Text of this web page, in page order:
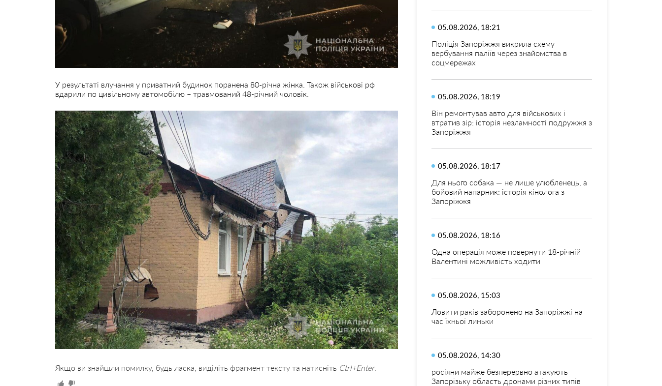
У результаті влучання у приватний будинок поранена 80-річна жінка. Також військові рф
вдарили по цивільному автомобілю – травмований 48-річний чоловік.
Якщо ви знайшли помилку, будь ласка, виділіть фрагмент тексту та натисніть Ctrl+Enter.
05.08.2026, 18:21
Поліція Запоріжжя викрила схему
вербування паліїв через знайомства в
соцмережах
05.08.2026, 18:19
Він ремонтував авто для військових і
втратив зір: історія незламності подружжя з
Запоріжжя
05.08.2026, 18:17
Для нього собака — не лише улюбленець, а
бойовий напарник: історія кінолога з
Запоріжжя
05.08.2026, 18:16
Одна операція може повернути 18-річній
Валентині можливість ходити
05.08.2026, 15:03
Ловити раків заборонено на Запоріжжі на
час їхньої линьки
05.08.2026, 14:30
росіяни майже безперервно атакують
Запорізьку область дронами різних типів